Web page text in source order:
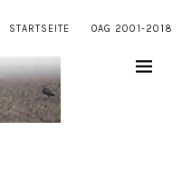
STARTSEITE OAG 2001-2018